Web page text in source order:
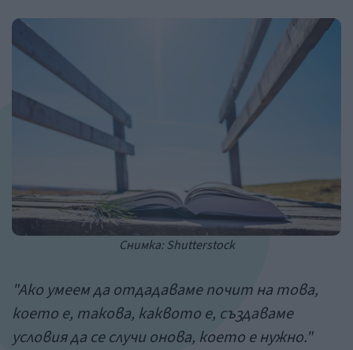
Снимка: Shutterstock
"Ако умеем да отдадаваме почит на това,
което е, такова, каквото е, създаваме
условия да се случи онова, което е нужно."